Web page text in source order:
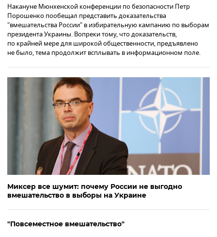
Накануне Мюнхенской конференции по безопасности Петр
Порошенко пообещал представить доказательства
"вмешательства России" в избирательную кампанию по выборам
президента Украины. Вопреки тому, что доказательств,
по крайней мере для широкой общественности, предъявлено
не было, тема продолжит всплывать в информационном поле.
Миксер все шумит: почему России не выгодно
вмешательство в выборы на Украине
"Повсеместное вмешательство"